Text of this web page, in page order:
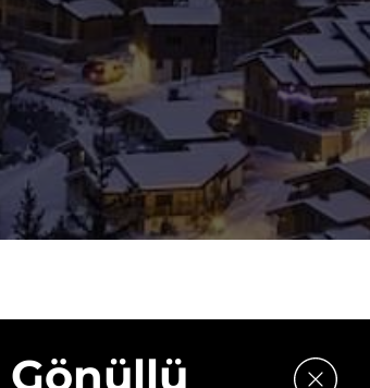
Gönüllü